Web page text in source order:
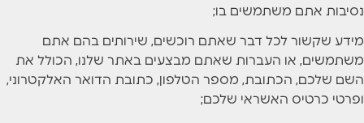
נסיבות אתם משתמשים בו;
מידע שקשור לכל דבר שאתם רוכשים, שירותים בהם אתם
משתמשים, או העברות שאתם מבצעים באתר שלנו, הכולל את
השם שלכם, הכתובת, מספר הטלפון, כתובת הדואר האלקטרוני,
ופרטי כרטיס האשראי שלכם;